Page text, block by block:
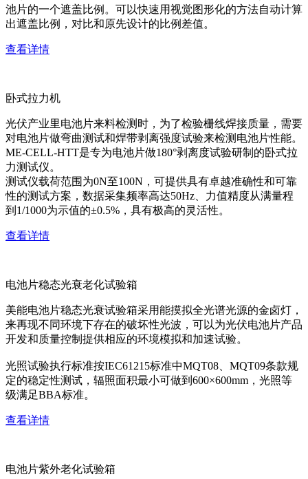
池片的一个遮盖比例。可以快速用视觉图形化的方法自动计算
出遮盖比例，对比和原先设计的比例差值。
查看详情
卧式拉力机
光伏产业里电池片来料检测时，为了检验栅线焊接质量，需要
对电池片做弯曲测试和焊带剥离强度试验来检测电池片性能。
ME-CELL-HTT是专为电池片做180°剥离度试验研制的卧式拉
力测试仪。
测试仪载荷范围为0N至100N，可提供具有卓越准确性和可靠
性的测试方案，数据采集频率高达50Hz、力值精度从满量程
到1/1000为示值的±0.5%，具有极高的灵活性。
查看详情
电池片稳态光衰老化试验箱
美能电池片稳态光衰试验箱采用能摸拟全光谱光源的金卤灯，
来再现不同环境下存在的破坏性光波，可以为光伏电池片产品
开发和质量控制提供相应的环境模拟和加速试验。
光照试验执行标准按IEC61215标准中MQT08、MQT09条款规
定的稳定性测试，辐照面积最小可做到600×600mm，光照等
级满足BBA标准。
查看详情
电池片紫外老化试验箱